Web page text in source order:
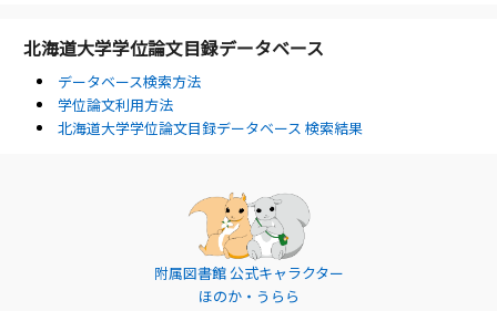
北海道大学学位論文目録データベース
データベース検索方法
学位論文利用方法
北海道大学学位論文目録データベース 検索結果
附属図書館 公式キャラクター
ほのか・うらら